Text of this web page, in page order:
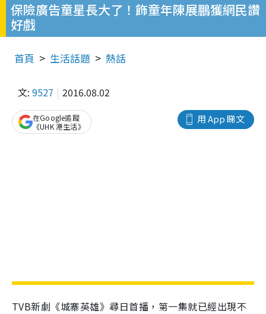
保險廣告童星長大了！飾童年陳展鵬獲網民讚
好戲
首頁 生活話題 熱話
文: 9527 2016.08.02
用 App 睇文
在Google追蹤
《UHK 港生活》
TVB新劇《城寨英雄》尋日首播，第一集就已經出現不